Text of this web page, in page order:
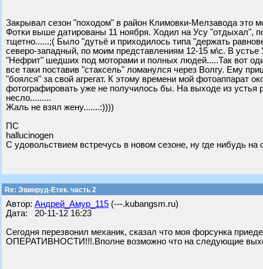
Закрывал сезон "походом" в район Климовки-Мелзавода это
Фотки выше датированы 11 ноября. Ходил на Усу "отдыхал",
тщетно......;( Было "дутьё и приходилось типа "держать
северо-западный, по моим представлениям 12-15 м\с. В
"Нефрит" шедших под моторами и полных людей.....Так вот
все таки поставив "стаксель" ломанулся через Волгу. Ему
"боялся" за свой агрегат. К этому времени мой фотоаппарат
фотографировать уже не получилось бы. На выходе из устья
несло.........
Жаль не взял жену.......:))))
ПС
hallucinogen
С удовольствием встречусь в новом сезоне, ну где нибудь
Re: Эвинруд-Етек. часть 2
Автор: Андрей_Амур_115 (---.kubangsm.ru)
Дата: 20-11-12 16:23
Сегодня перезвонил механик, сказал что моя форсунка
ОПЕРАТИВНОСТИ!!!.Вполне возможно что на следующие